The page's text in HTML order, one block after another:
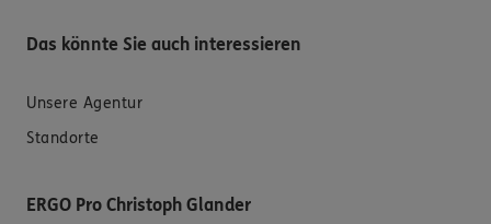
Das könnte Sie auch interessieren
Unsere Agentur
Standorte
ERGO Pro Christoph Glander